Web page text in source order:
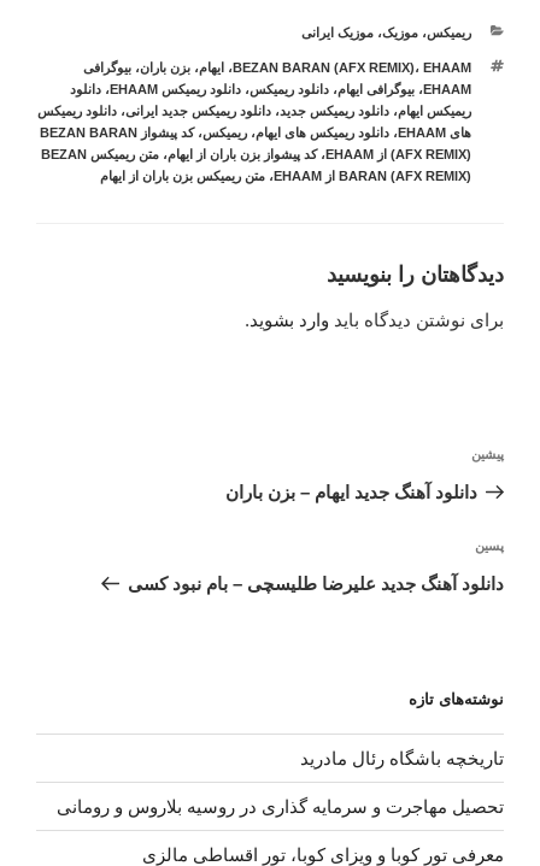
دسته‌ها
ریمیکس،موزیک،موزیک ایرانی
برچسب‌ها BEZAN BARAN (AFX REMIX)، EHAAM ، ایهام،بزن باران،بیوگرافی
EHAAM،بیوگرافی ایهام،دانلود ریمیکس،دانلود ریمیکس EHAAM ،دانلود
ریمیکس ایهام،دانلود ریمیکس جدید،دانلود ریمیکس جدید ایرانی،دانلود ریمیکس
های EHAAM
،دانلود ریمیکس های ایهام،ریمیکس،
کد پیشواز BEZAN BARAN
(AFX REMIX) از EHAAM
،کد پیشواز بزن باران از ایهام،
متن ریمیکس BEZAN
BARAN (AFX REMIX) از EHAAM
،متن ریمیکس بزن باران از ایهام
دیدگاهتان را بنویسید
برای نوشتن دیدگاه باید وارد بشوید.
نوشته
قبلی
پیشین
دانلود آهنگ جدید ایهام – بزن باران
نوشته‌ٔ
بعدی
پسین
دانلود آهنگ جدید علیرضا طلیسچی – بام نبود کسی
نوشته‌های تازه
تاریخچه باشگاه رئال مادرید
تحصیل مهاجرت و سرمایه گذاری در روسیه بلاروس و رومانی
معرفی تور کوبا و ویزای کوبا، تور اقساطی مالزی